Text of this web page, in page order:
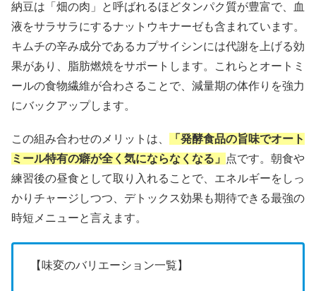
納豆は「畑の肉」と呼ばれるほどタンパク質が豊富で、血
液をサラサラにするナットウキナーゼも含まれています。
キムチの辛み成分であるカプサイシンには代謝を上げる効
果があり、脂肪燃焼をサポートします。これらとオートミ
ールの食物繊維が合わさることで、減量期の体作りを強力
にバックアップします。
この組み合わせのメリットは、
「発酵食品の旨味でオート
ミール特有の癖が全く気にならなくなる」
点です。朝食や
練習後の昼食として取り入れることで、エネルギーをしっ
かりチャージしつつ、デトックス効果も期待できる最強の
時短メニューと言えます。
【味変のバリエーション一覧】